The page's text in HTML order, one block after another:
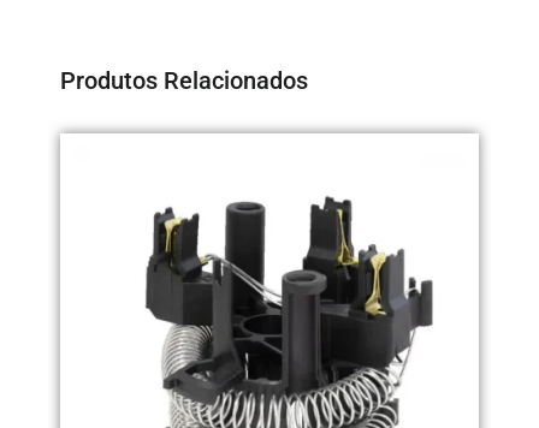
Produtos Relacionados